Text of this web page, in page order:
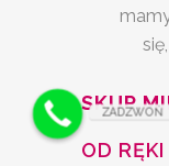
SKUP
OD
ZADZWOŃ